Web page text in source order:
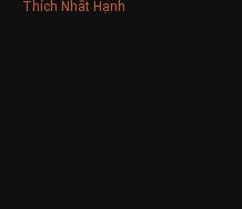
Thích Nhất Hạnh